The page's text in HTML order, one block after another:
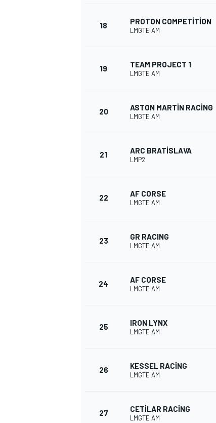
18 PROTON COMPETITION
LMGTE AM
19 TEAM PROJECT 1
LMGTE AM
20 ASTON MARTIN RACING
LMGTE AM
21 ARC BRATISLAVA
LMP2
22 AF CORSE
LMGTE AM
23 GR RACING
LMGTE AM
24 AF CORSE
LMGTE AM
25 IRON LYNX
LMGTE AM
26 KESSEL RACING
LMGTE AM
27 CETILAR RACING
LMGTE AM